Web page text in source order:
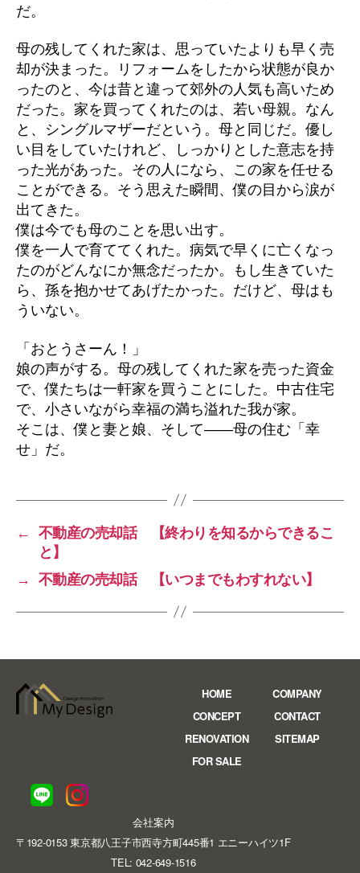
だ。
母の残してくれた家は、思っていたよりも早く売
却が決まった。リフォームをしたから状態が良か
ったのと、今は昔と違って郊外の人気も高いため
だった。家を買ってくれたのは、若い母親。なん
と、シングルマザーだという。母と同じだ。優し
い目をしていたけれど、しっかりとした意志を持
った光があった。その人になら、この家を任せる
ことができる。そう思えた瞬間、僕の目から涙が
出てきた。
僕は今でも母のことを思い出す。
僕を一人で育ててくれた。病気で早くに亡くなっ
たのがどんなにか無念だったか。もし生きていた
ら、孫を抱かせてあげたかった。だけど、母はも
ういない。
「おとうさーん！」
娘の声がする。母の残してくれた家を売った資金
で、僕たちは一軒家を買うことにした。中古住宅
で、小さいながら幸福の満ち溢れた我が家。
そこは、僕と妻と娘、そして――母の住む「幸
せ」だ。
←
不動産の売却話 【終わりを知るからできるこ
と】
→
不動産の売却話 【いつまでもわすれない】
HOME
CONCEPT
RENOVATION
FOR SALE
COMPANY
CONTACT
SITEMAP
会社案内
〒192-0153 東京都八王子市西寺方町445番1 エニーハイツ1F
TEL: 042-649-1516